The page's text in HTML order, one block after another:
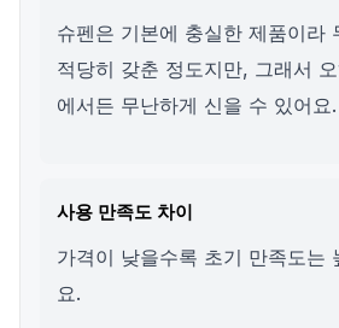
슈펜은 기본에 충실한 제품이라
적당히 갖춘 정도지만, 그래서
에서든 무난하게 신을 수 있어요.
사용 만족도 차이
가격이 낮을수록 초기 만족도는
요.